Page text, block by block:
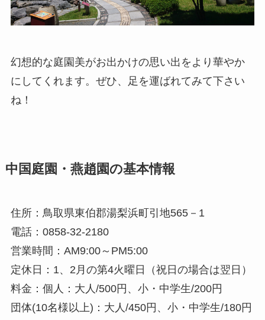
幻想的な庭園美がお出かけの思い出をより華やか
にしてくれます。ぜひ、足を運ばれてみて下さい
ね！
中国庭園・燕趙園の基本情報
住所：鳥取県東伯郡湯梨浜町引地565－1
電話：0858-32-2180
営業時間：AM9:00～PM5:00
定休日：1、2月の第4火曜日（祝日の場合は翌日）
料金：個人：大人/500円、小・中学生/200円
団体(10名様以上)：大人/450円、小・中学生/180円